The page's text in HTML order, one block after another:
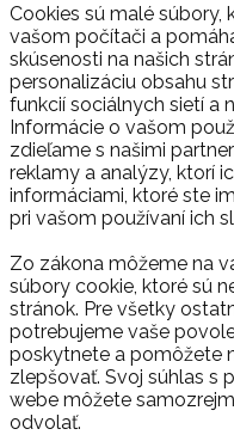
Cookies sú malé súbory,
vašom počítači a
skúsenosti na našich
personalizáciu obsahu
funkcií sociálnych sietí a
Informácie o vašom
zdieľame s našimi
reklamy a analýzy, ktorí
informáciami, ktoré ste
pri vašom používaní ich
Zo zákona môžeme na
súbory cookie, ktoré sú
stránok. Pre všetky
potrebujeme vaše
poskytnete a pomôžete
zlepšovať. Svoj súhlas s
webe môžete
odvolať.